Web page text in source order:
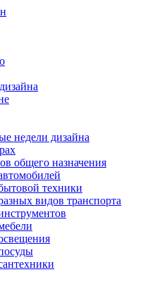
недели дизайна
общего назначения
техники
видов транспорта